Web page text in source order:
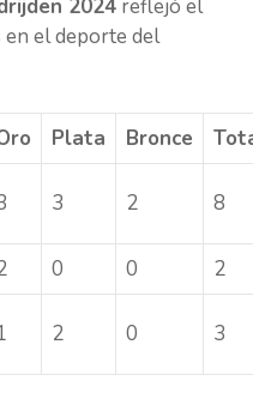
2024 reflejó el
en el deporte del
Plata Bronce
3 2 8
0 0 2
2 0 3